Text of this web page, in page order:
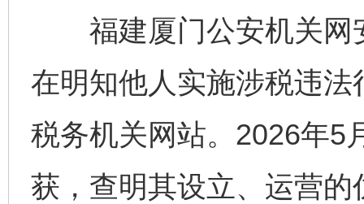
福建厦门公安机关网
在明知他人实施涉税违
税务机关网站。2026年5
获，查明其设立、运营的